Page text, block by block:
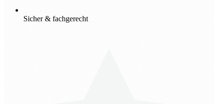
Sicher & fachgerecht